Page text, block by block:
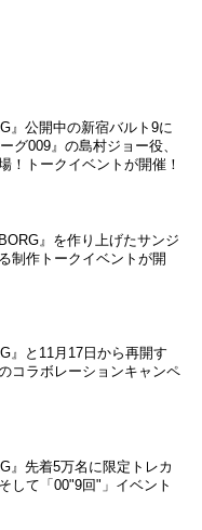
』公開中の新宿バルト9に
グ009』の島村ジョー役、
！トークイベントが開催！
』を作り上げたサンジ
制作トークイベントが開
』と11月17日から再開す
コラボレーションキャンペ
』先着5万名に限定トレカ
して「00"9回"」イベント